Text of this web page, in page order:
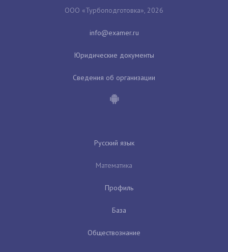
ООО «Турбоподготовка», 2026
Юридические документы
Сведения об организации
Русский язык
Математика
Профиль
База
Обществознание